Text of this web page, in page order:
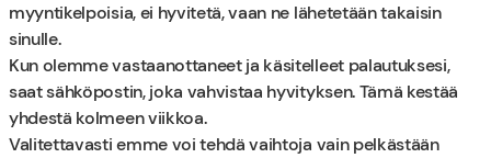
myyntikelpoisia, ei hyvitetä, vaan ne lähetetään takaisin
sinulle.
Kun olemme vastaanottaneet ja käsitelleet palautuksesi,
saat sähköpostin, joka vahvistaa hyvityksen. Tämä kestää
yhdestä kolmeen viikkoa.
Valitettavasti emme voi tehdä vaihtoja vain pelkästään